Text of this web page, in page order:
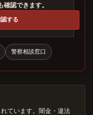
認できます。
する
警察相談窓口
ています。闇金・違法